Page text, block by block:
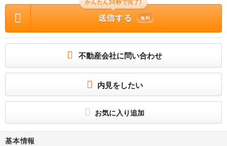
かんたん30秒で完了!
送信する 無料
不動産会社に問い合わせ
内見をしたい
お気に入り追加
基本情報